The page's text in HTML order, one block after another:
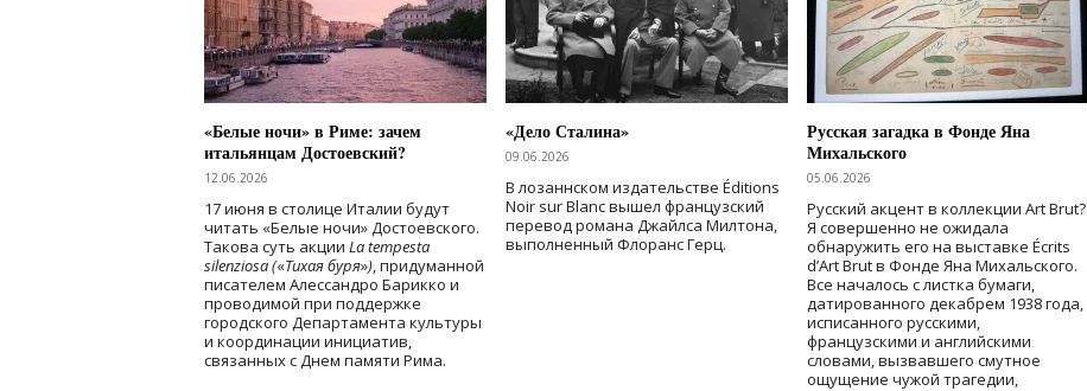
«Белые ночи» в Риме: зачем
итальянцам Достоевский?
12.06.2026
17 июня в столице Италии будут
читать «Белые ночи» Достоевского.
Такова суть акции La tempesta
silenziosa («Тихая буря»), придуманной
писателем Алессандро Барикко и
проводимой при поддержке
городского Департамента культуры
и координации инициатив,
связанных с Днем памяти Рима.
«Дело Сталина»
09.06.2026
В лозаннском издательстве Éditions
Noir sur Blanc вышел французский
перевод романа Джайлса Милтона,
выполненный Флоранс Герц.
Русская загадка в Фонде Яна
Михальского
05.06.2026
Русский акцент в коллекции Art Brut?
Я совершенно не ожидала
обнаружить его на выставке Écrits
d’Art Brut в Фонде Яна Михальского.
Все началось с листка бумаги,
датированного декабрем 1938 года,
исписанного русскими,
французскими и английскими
словами, вызвавшего смутное
ощущение чужой трагедии,